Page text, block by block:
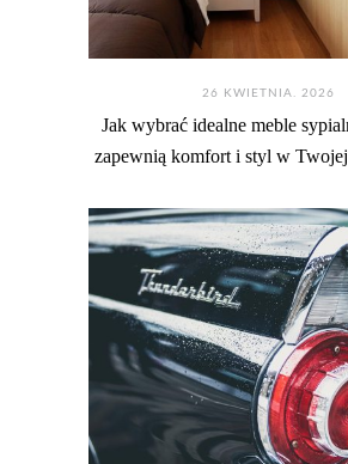
26 KWIETNIA. 2026
Jak wybrać idealne meble
zapewnią komfort i styl w Twojej